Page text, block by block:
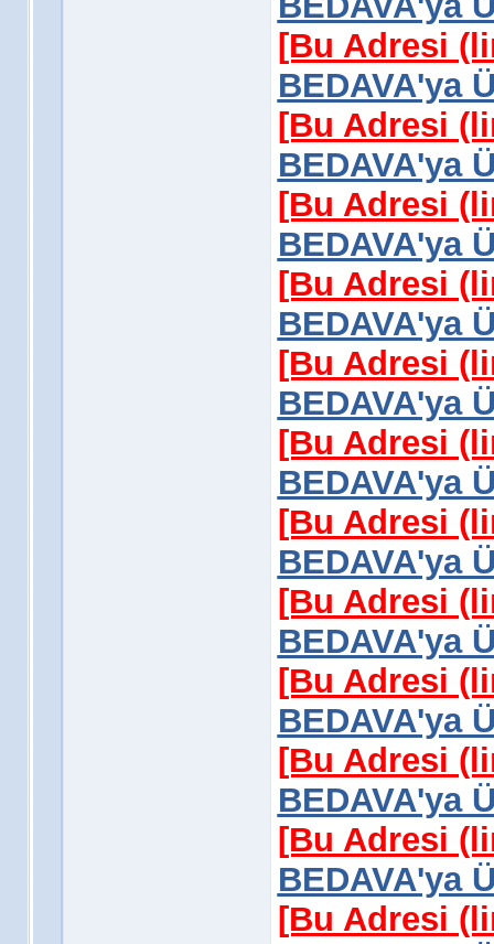
[Bu Adresi
BEDAVA'ya
[Bu Adresi
BEDAVA'ya
[Bu Adresi
BEDAVA'ya
[Bu Adresi
BEDAVA'ya
[Bu Adresi
BEDAVA'ya
[Bu Adresi
BEDAVA'ya
[Bu Adresi
BEDAVA'ya
[Bu Adresi
BEDAVA'ya
[Bu Adresi
BEDAVA'ya
[Bu Adresi
BEDAVA'ya
[Bu Adresi
BEDAVA'ya
[Bu Adresi